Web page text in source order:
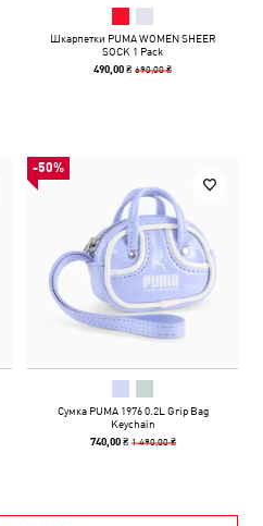
Шкарпетки PUMA WOMEN SHEER
SOCK 1 Pack
490,00 ₴690,00 ₴
-50%
Сумка PUMA 1976 0.2L Grip Bag
Keychain
740,00 ₴ 1 490,00 ₴